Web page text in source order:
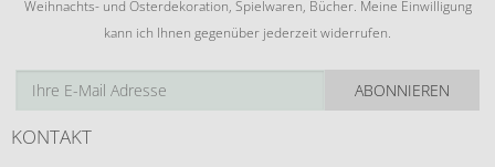
Weihnachts- und Osterdekoration, Spielwaren, Bücher. Meine Einwilligung
kann ich Ihnen gegenüber jederzeit widerrufen.
ABONNIEREN
KONTAKT